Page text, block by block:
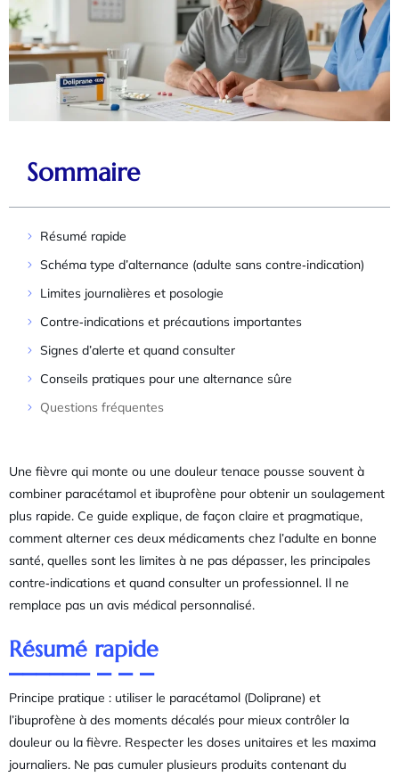
Sommaire
Résumé rapide
Schéma type d’alternance (adulte sans contre‑indication)
Limites journalières et posologie
Contre‑indications et précautions importantes
Signes d’alerte et quand consulter
Conseils pratiques pour une alternance sûre
Questions fréquentes
Une fièvre qui monte ou une douleur tenace pousse souvent à
combiner paracétamol et ibuprofène pour obtenir un soulagement
plus rapide. Ce guide explique, de façon claire et pragmatique,
comment alterner ces deux médicaments chez l’adulte en bonne
santé, quelles sont les limites à ne pas dépasser, les principales
contre‑indications et quand consulter un professionnel. Il ne
remplace pas un avis médical personnalisé.
Résumé rapide
Principe pratique : utiliser le paracétamol (Doliprane) et
l’ibuprofène à des moments décalés pour mieux contrôler la
douleur ou la fièvre. Respecter les doses unitaires et les maxima
journaliers. Ne pas cumuler plusieurs produits contenant du